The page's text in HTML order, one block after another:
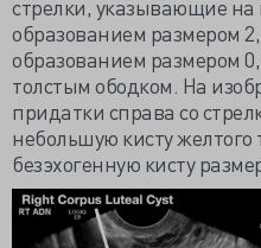
стрелки, указывающие на
образованием размером
образованием размером
толстым ободком. На
придатки справа со
небольшую кисту
безэхогенную кисту